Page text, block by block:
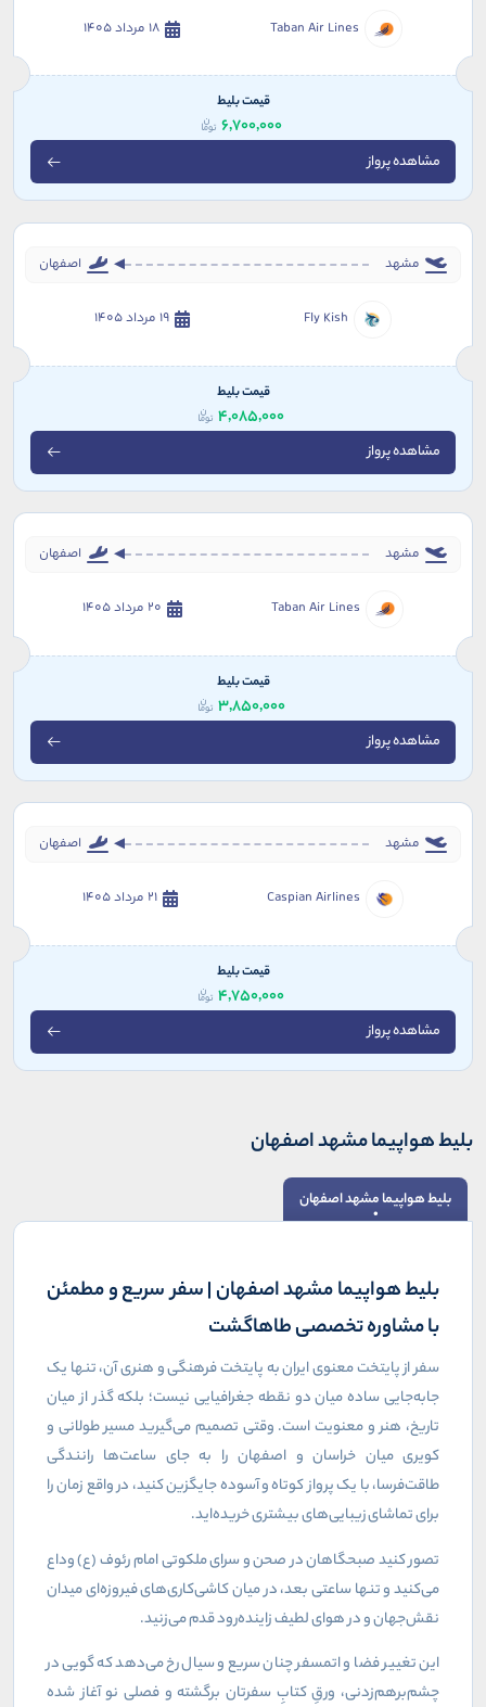
Taban Air Lines 18 مرداد 1405
قیمت بلیط
6,700,000
مشاهده پرواز
مشهد اصفهان
Fly Kish 19 مرداد 1405
قیمت بلیط
4,085,000
مشاهده پرواز
مشهد اصفهان
Taban Air Lines 20 مرداد 1405
قیمت بلیط
3,850,000
مشاهده پرواز
مشهد اصفهان
Caspian Airlines 21 مرداد 1405
قیمت بلیط
4,750,000
مشاهده پرواز
بلیط هواپیما مشهد اصفهان
بلیط هواپیما مشهد اصفهان
بلیط هواپیما مشهد اصفهان | سفر سریع و مطمئن
با مشاوره تخصصی طاهاگشت
سفر از پایتخت معنوی ایران به پایتخت فرهنگی و هنری آن، تنها یک
جابه‌جایی ساده میان دو نقطه جغرافیایی نیست؛ بلکه گذر از میان
تاریخ، هنر و معنویت است. وقتی تصمیم می‌گیرید مسیر طولانی و
کویری میان خراسان و اصفهان را به جای ساعت‌ها رانندگی
طاقت‌فرسا، با یک پرواز کوتاه و آسوده جایگزین کنید، در واقع زمان را
برای تماشای زیبایی‌های بیشتری خریده‌اید.
تصور کنید صبحگاهان در صحن و سرای ملکوتی امام رئوف (ع) وداع
می‌کنید و تنها ساعتی بعد، در میان کاشی‌کاری‌های فیروزه‌ای میدان
نقش‌جهان و در هوای لطیف زاینده‌رود قدم می‌زنید.
این تغییر فضا و اتمسفر چنان سریع و سیال رخ می‌دهد که گویی در
چشم‌برهم‌زدنی، ورقِ کتابِ سفرتان برگشته و فصلی نو آغاز شده